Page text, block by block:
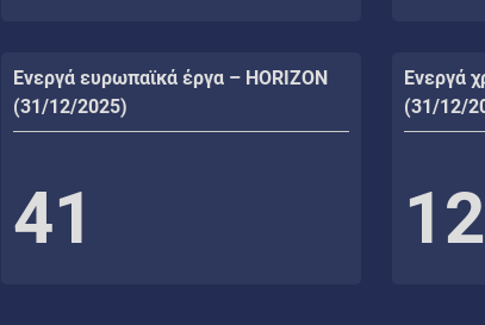
Ενεργά ευρωπαϊκά έργα – HORIZON
(31/12/2025)
41
Ενεργά
(31/12/